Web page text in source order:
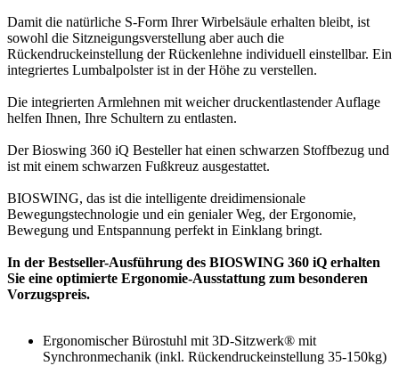
Damit die natürliche S-Form Ihrer Wirbelsäule erhalten bleibt, ist
sowohl die Sitzneigungsverstellung aber auch die
Rückendruckeinstellung der Rückenlehne individuell einstellbar. Ein
integriertes Lumbalpolster ist in der Höhe zu verstellen.
Die integrierten Armlehnen mit weicher druckentlastender Auflage
helfen Ihnen, Ihre Schultern zu entlasten.
Der Bioswing 360 iQ Besteller hat einen schwarzen Stoffbezug und
ist mit einem schwarzen Fußkreuz ausgestattet.
BIOSWING, das ist die intelligente dreidimensionale
Bewegungstechnologie und ein genialer Weg, der Ergonomie,
Bewegung und Entspannung perfekt in Einklang bringt.
In der Bestseller-Ausführung des BIOSWING 360 iQ erhalten
Sie eine optimierte Ergonomie-Ausstattung zum besonderen
Vorzugspreis.
Ergonomischer Bürostuhl mit 3D-Sitzwerk® mit
Synchronmechanik (inkl. Rückendruckeinstellung 35-150kg)